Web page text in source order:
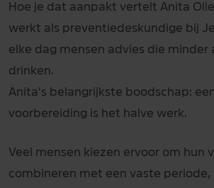
Hoe je dat aanpakt vertelt Anita
werkt als preventiedeskundige bij
elke dag mensen advies die minder
drinken.
Anita's belangrijkste boodschap:
voorbereiding is het halve werk.
Veel mensen kiezen ervoor om hun
combineren met een vaste periode,